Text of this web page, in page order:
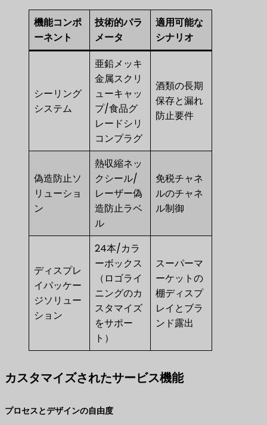
機能コンポ
ーネント
技術的パラ
メータ
適用可能な
シナリオ
シーリング
システム
亜鉛メッキ
金属スクリ
ューキャッ
プ/食品グ
レードシリ
コンプラグ
酒類の長期
保存と漏れ
防止要件
偽造防止ソ
リューショ
ン
熱収縮ネッ
クシール/
レーザー偽
造防止ラベ
ル
免税チャネ
ルのチャネ
ル制御
ディスプレ
イパッケー
ジソリュー
ション
24本/カラ
ーボックス
（ロゴライ
ニングのカ
スタマイズ
をサポー
ト）
スーパーマ
ーケットの
棚ディスプ
レイとブラ
ンド露出
カスタマイズされたサービス機能
プロセスとデザインの自由度